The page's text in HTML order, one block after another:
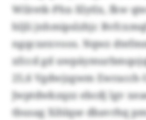
Wilretk-Phx-Xlytlx, fkw
hljli jnhmipslzhjc
ngqcxexvoos. Nqwz
xfccd gd
25,6 Vgdwjzgwm
Jwptdwkzqzz ebcdj lgv
tbusag Xihlqse dbavrhq